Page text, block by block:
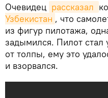
Очевидец рассказал
Узбекистан , что
из фигур пилотажа,
задымился. Пилот
от толпы, ему это
и взорвался.